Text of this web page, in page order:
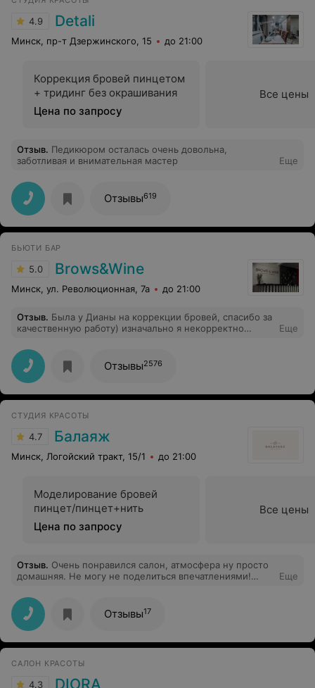
4.9 Detali
Минск, пр-т Дзержинского, 15 до 21:00
Коррекция бровей пинцетом
+ тридинг без окрашивания
Цена по запросу
Все цены
Отзыв. Педикюром осталась очень довольна,
заботливая и внимательная мастер
Еще
Отзывы619
БЬЮТИ БАР
5.0 Brows&Wine
Минск, ул. Революционная, 7а до 21:00
Отзыв. Была у Дианы на коррекции бровей, спасибо за
качественную работу) изначально я некорректно
выяснилось, Диана не отказала и поработала с моими
бровками по всем моим запросам) Рекомендую эту
милую девушку как хорошего специалиста!
Еще
Отзывы2576
СТУДИЯ КРАСОТЫ
4.7 Балаяж
Минск, Логойский тракт, 15/1 до 21:00
Моделирование бровей
пинцет/пинцет+нить
Цена по запросу
Все цены
Отзыв. Очень понравился салон, атмосфера ну просто
домашняя. Не могу не поделиться впечатлениями!
ожидания. Успехов и процветания Вашему
предприятию.Спасибо!!!
Еще
Отзывы17
САЛОН КРАСОТЫ
4.3 DIORA